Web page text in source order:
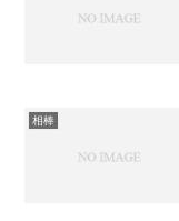
相棒